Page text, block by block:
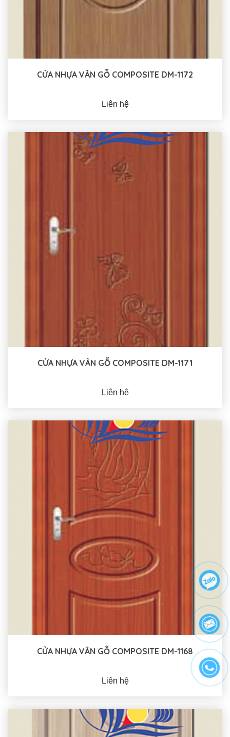
CỬA NHỰA VÂN GỖ COMPOSITE DM-1172
Liên hệ
CỬA NHỰA VÂN GỖ COMPOSITE DM-1171
Liên hệ
CỬA NHỰA VÂN GỖ COMPOSITE DM-1168
Liên hệ